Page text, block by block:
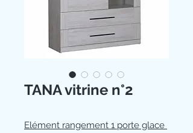
TANA vitrine n°2
Elément rangement 1 porte glace